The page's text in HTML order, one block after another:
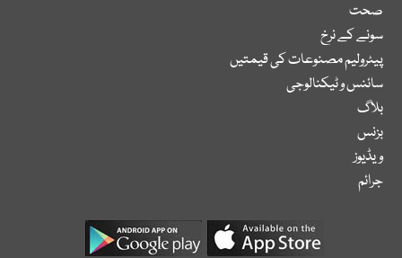
صحت
سونے کے نرخ
پیٹرولیم مصنوعات کی قیمتیں
سائنس و ٹیکنالوجی
بلاگ
بزنس
ویڈیوز
جرائم